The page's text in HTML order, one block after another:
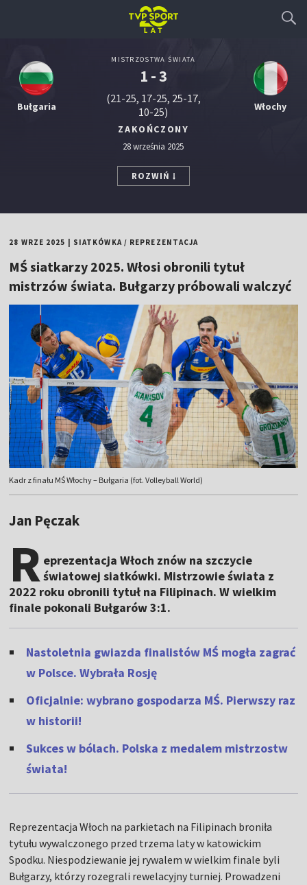
Bułgaria
MISTRZOSTWA ŚWIATA
1 - 3
(21-25, 17-25, 25-17,
10-25)
ZAKOŃCZONY
28 września 2025
Włochy
ROZWIŃ
28 WRZE 2025 SIATKÓWKA/ REPREZENTACJA
MŚ siatkarzy 2025. Włosi obronili tytuł
mistrzów świata. Bułgarzy próbowali walczyć
Kadr z finału MŚ Włochy – Bułgaria (fot. Volleyball World)
Jan Pęczak
R eprezentacja Włoch znów na szczycie
światowej siatkówki. Mistrzowie świata z
2022 roku obronili tytuł na Filipinach. W wielkim
finale pokonali Bułgarów 3:1.
Nastoletnia gwiazda finalistów MŚ mogła zagrać
w Polsce. Wybrała Rosję
Oficjalnie: wybrano gospodarza MŚ. Pierwszy raz
w historii!
Sukces w bólach. Polska z medalem mistrzostw
świata!
Reprezentacja Włoch na parkietach na Filipinach broniła
tytułu wywalczonego przed trzema laty w katowickim
Spodku. Niespodziewanie jej rywalem w wielkim finale byli
Bułgarzy, którzy rozegrali rewelacyjny turniej. Prowadzeni